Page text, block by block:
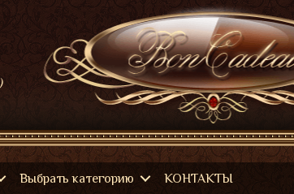
Выбрать категорию КОНТАКТЫ